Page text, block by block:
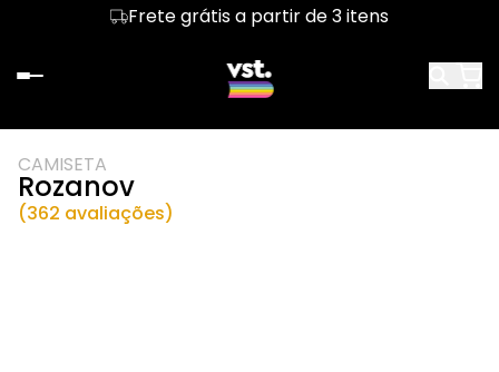
Frete grátis a partir de 3 itens
CAMISETA
Rozanov
(362 avaliações)